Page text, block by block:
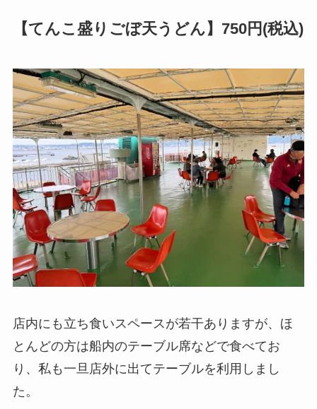
【てんこ盛りごぼ天うどん】750円(税込)
店内にも立ち食いスペースが若干ありますが、ほ
とんどの方は船内のテーブル席などで食べてお
り、私も一旦店外に出てテーブルを利用しまし
た。